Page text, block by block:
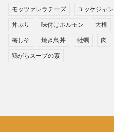
モッツァレラチーズ ユッケジャン
丼ぶり 味付けホルモン 大根
梅しそ 焼き鳥丼 牡蠣 肉
鶏がらスープの素